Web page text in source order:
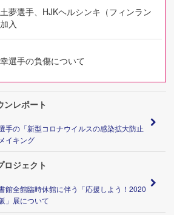
夢選手、HJKヘルシンキ（フィンラン
入
選手の負傷について
ンレポート
手の「新型コロナウイルスの感染拡大防止
イキング
ロジェクト
館全館臨時休館に伴う「応援しよう！2020
」展について